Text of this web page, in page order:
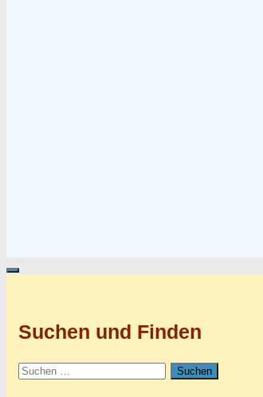
Suchen und Finden
Suchen
nach: